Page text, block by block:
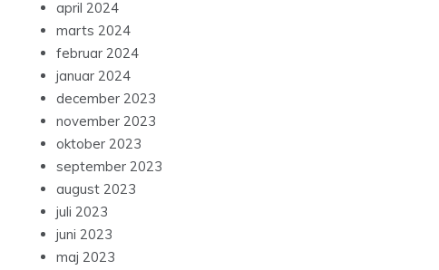
april 2024
marts 2024
februar 2024
januar 2024
december 2023
november 2023
oktober 2023
september 2023
august 2023
juli 2023
juni 2023
maj 2023